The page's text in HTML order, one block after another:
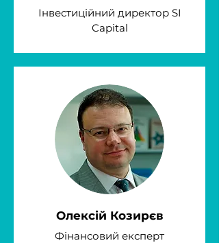
Інвестиційний директор SI
Capital
Олексій Козирєв
Фінансовий експерт